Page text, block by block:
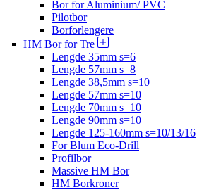
Bor for Aluminium/ PVC
Pilotbor
Borforlengere
HM Bor for Tre
Lengde 35mm s=6
Lengde 57mm s=8
Lengde 38,5mm s=10
Lengde 57mm s=10
Lengde 70mm s=10
Lengde 90mm s=10
Lengde 125-160mm s=10/13/16
For Blum Eco-Drill
Profilbor
Massive HM Bor
HM Borkroner